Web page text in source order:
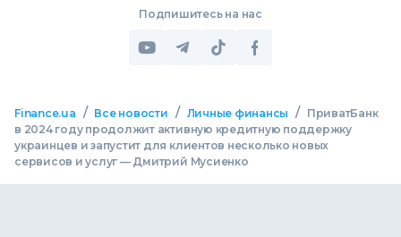
Подпишитесь на нас
Finance.ua / Все новости / Личные финансы /
ПриватБанк
в 2024 году продолжит активную кредитную поддержку
украинцев и запустит для клиентов несколько новых
сервисов и услуг — Дмитрий Мусиенко